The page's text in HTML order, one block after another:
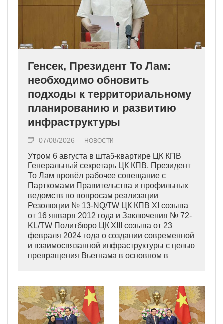
Генсек, Президент То Лам:
необходимо обновить
подходы к территориальному
планированию и развитию
инфраструктуры
07/08/2026 НОВОСТИ
Утром 6 августа в штаб-квартире ЦК КПВ
Генеральный секретарь ЦК КПВ, Президент
То Лам провёл рабочее совещание с
Парткомами Правительства и профильных
ведомств по вопросам реализации
Резолюции № 13-NQ/TW ЦК КПВ XI созыва
от 16 января 2012 года и Заключения № 72-
KL/TW Политбюро ЦК XIII созыва от 23
февраля 2024 года о создании современной
и взаимосвязанной инфраструктуры с целью
превращения Вьетнама в основном в